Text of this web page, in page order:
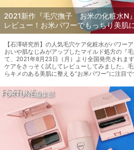
2021新作『毛穴撫子 お米の化粧水N
レビュー！お米パワーでもっちり美肌
【石澤研究所】の人気毛穴ケア化粧水がパワー
おいや肌なじみがアップしたマイルド処方の『
て、2021年8月23日（月）より全国発売されま
ケアをさっそく試してレビューしてみました。
らキメのある美肌に整える“お米パワー”に注目で
FORTUNE編集部